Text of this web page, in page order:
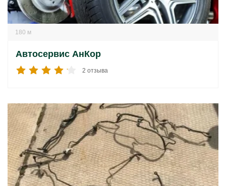
180 м
Автосервис АнКор
2 отзыва